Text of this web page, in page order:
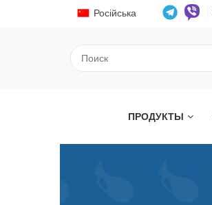
Російська
ПРОДУКТЫ